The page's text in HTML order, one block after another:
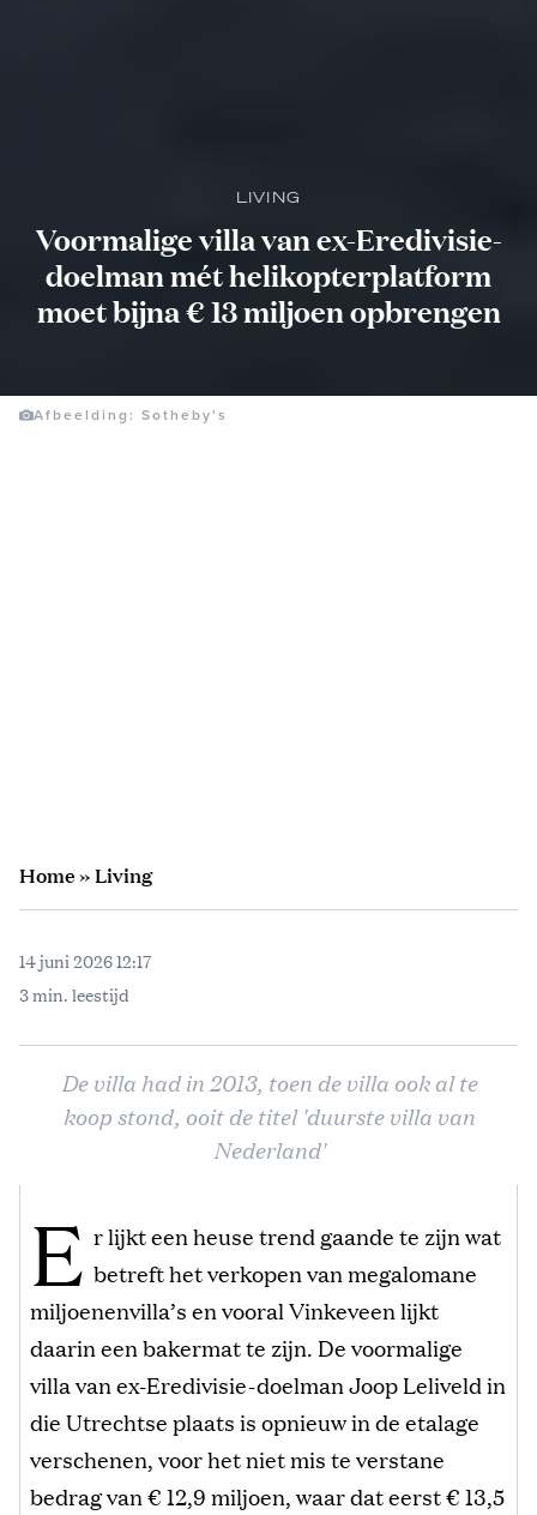
LIVING
Voormalige villa van ex-Eredivisie-
doelman mét helikopterplatform
moet bijna € 13 miljoen opbrengen
Afbeelding: Sotheby's
Home»Living
14 juni 2026 12:17
3 min. leestijd
De villa had in 2013, toen de villa ook al te
koop stond, ooit de titel 'duurste villa van
Nederland'
E r lijkt een heuse trend gaande te zijn wat
betreft het verkopen van megalomane
miljoenenvilla’s en vooral Vinkeveen lijkt
daarin een bakermat te zijn. De voormalige
villa van ex-Eredivisie-doelman Joop Leliveld in
die Utrechtse plaats is opnieuw in de etalage
verschenen, voor het niet mis te verstane
bedrag van € 12,9 miljoen, waar dat eerst € 13,5